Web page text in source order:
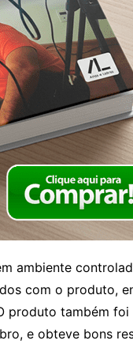
ambiente
com o produto,
produto também
e obteve bons